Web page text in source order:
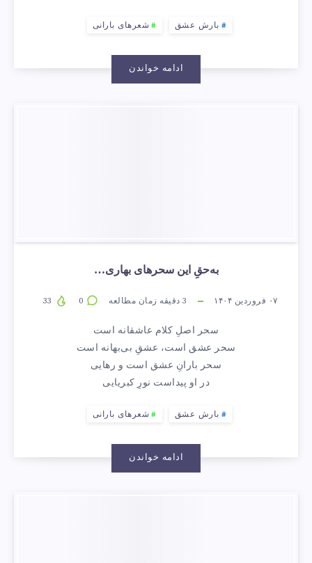
بارش عشق شعرهای بارانی
ادامه خواندن
به‌حقِ این سحرهای بهاری…
۰۷ فروردین ۱۴۰۴ 3 دقیقه زمان مطالعه 0
سحر اصلِ کلام عاشقانه است
سحر عشق است، عشقِ بی‌بهانه است
سحر بارانِ عشق است و رهایی
در او پیداست نورِ کبریایی
بارش عشق شعرهای بارانی
ادامه خواندن